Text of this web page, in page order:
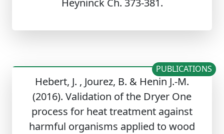
Heyninck Ch. 373-381.
Hebert, J. , Jourez, B. & Henin J.-M.
(2016). Validation of the Dryer One
process for heat treatment against
harmful organisms applied to wood
PUBLICATIONS